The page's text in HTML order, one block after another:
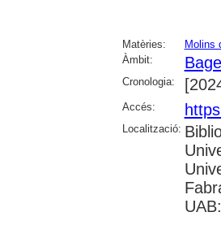
Matèries: Molins
Àmbit:
Cronologia:
Accés:
Localització: